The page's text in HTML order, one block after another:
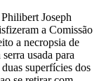
Joseph
a Comissão
a necropsia de
usada para
superfícies dos